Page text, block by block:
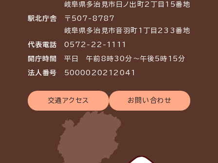
岐阜県多治見市日ノ出町2丁目15番地
駅北庁舎
〒507-8787
岐阜県多治見市音羽町1丁目233番地
代表電話 0572-22-1111
開庁時間 平日 午前8時30分～午後5時15分
法人番号 5000020212041
交通アクセス お問い合わせ